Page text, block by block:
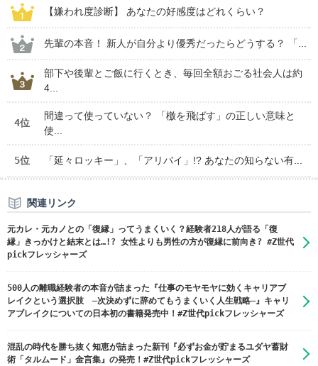
【嫌われ度診断】 あなたの好感度はどれくらい？
先輩の本音！ 新人が自分より優秀だったらどうする？ 「...
部下や後輩とご飯に行くとき、毎回全額おごる社会人は約
4...
4位
間違って使っていない？ 「檄を飛ばす」の正しい意味と
使...
5位 「延々ロッキー」、「アリバイ」!? あなたの知らない有...
関連リンク
元カレ・元カノとの「復縁」ってうまくいく？経験者218人が語る「復
縁」きっかけと結末とは…!? 女性よりも男性の方が復縁に前向き? #Z世代
pickフレッシャーズ
500人の離職経験者の本音が詰まった『仕事のモヤモヤに効くキャリアブ
レイクという選択肢 ―次決めずに辞めてもうまくいく人生戦略―』キャリ
アブレイクについての日本初の書籍発売中！#Z世代pickフレッシャーズ
混乱の時代を勝ち抜く知恵が詰まった新刊『必ずお金が貯まるユダヤ蓄財
術「タルムード」金言集』の発売！#Z世代pickフレッシャーズ